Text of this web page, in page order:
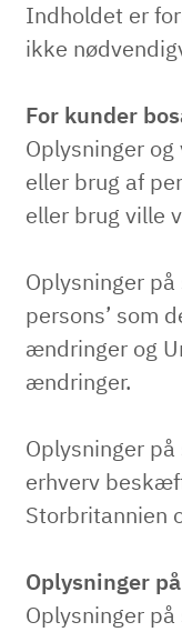
Indholdet er
ikke
For kunder
Oplysninger
eller brug af
eller brug ville
Oplysninger
persons’ som
ændringer og
ændringer.
Oplysninger
erhverv
Storbritannien
Oplysninger
Oplysninger